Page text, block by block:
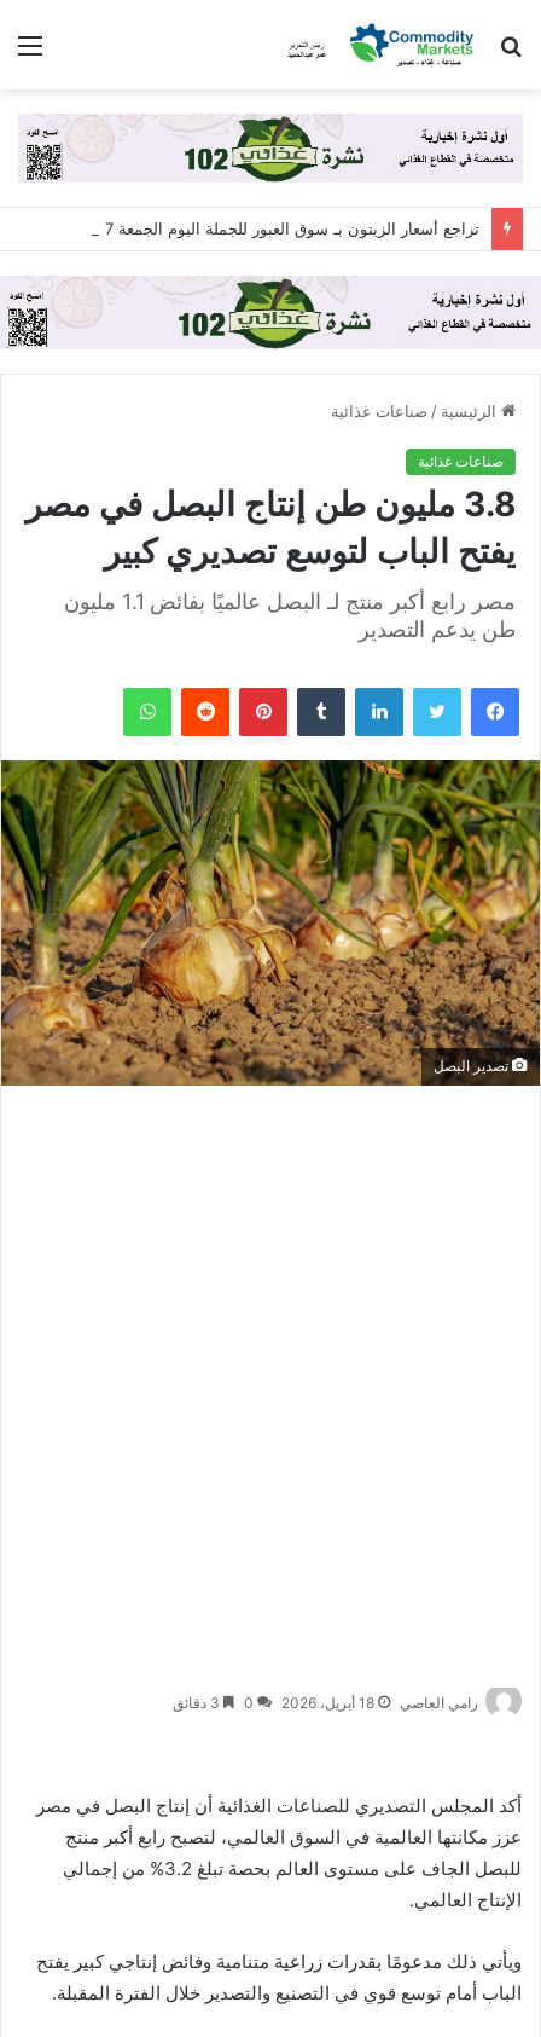
بحث
الرئيسية / صناعات غذائية
صناعات غذائية
3.8 مليون طن إنتاج البصل في مصر
يفتح الباب لتوسع تصديري كبير
مصر رابع أكبر منتج لـ البصل عالميًا بفائض 1.1 مليون
طن يدعم التصدير
فيسبوك تويتر لينكدإن بينتيريست واتساب
تصدير البصل
رامي العاصي 18 أبريل، 2026 0
أكد المجلس التصديري للصناعات الغذائية أن إنتاج البصل في مصر
عزز مكانتها العالمية في السوق العالمي، لتصبح رابع أكبر منتج
للبصل الجاف على مستوى العالم بحصة تبلغ 3.2% من إجمالي
الإنتاج العالمي.
ويأتي ذلك مدعومًا بقدرات زراعية متنامية وفائض إنتاجي كبير يفتح
الباب أمام توسع قوي في التصنيع والتصدير خلال الفترة المقبلة.